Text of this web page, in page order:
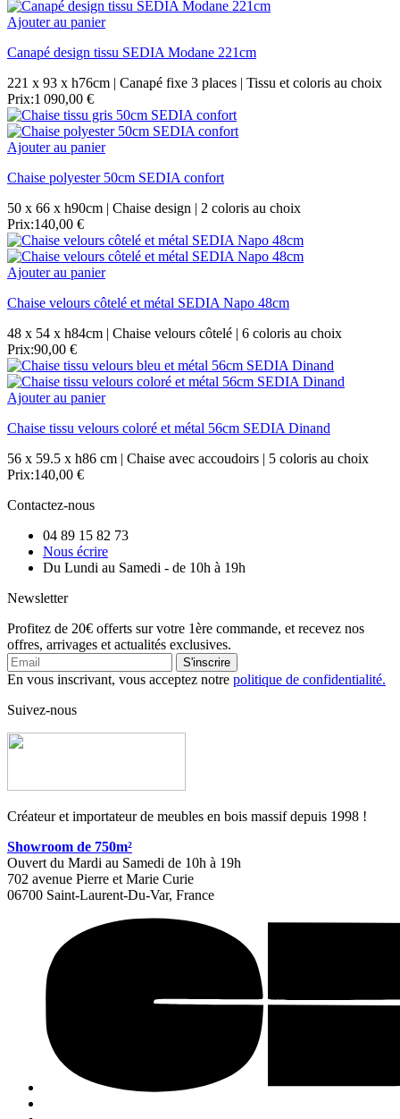
Ajouter au panier
Canapé design tissu SEDIA Modane 221cm
221 x 93 x h76cm | Canapé fixe 3 places | Tissu et coloris au choix
Prix:1 090,00 €
Ajouter au panier
Chaise polyester 50cm SEDIA confort
50 x 66 x h90cm | Chaise design | 2 coloris au choix
Prix:140,00 €
Ajouter au panier
Chaise velours côtelé et métal SEDIA Napo 48cm
48 x 54 x h84cm | Chaise velours côtelé | 6 coloris au choix
Prix:90,00 €
Ajouter au panier
Chaise tissu velours coloré et métal 56cm SEDIA Dinand
56 x 59.5 x h86 cm | Chaise avec accoudoirs | 5 coloris au choix
Prix:140,00 €
Contactez-nous
04 89 15 82 73
Nous écrire
Du Lundi au Samedi - de 10h à 19h
Newsletter
Profitez de 20€ offerts sur votre 1ère commande, et recevez nos
offres, arrivages et actualités exclusives.
S'inscrire
En vous inscrivant, vous acceptez notre politique de confidentialité.
Suivez-nous
Créateur et importateur de meubles en bois massif depuis 1998 !
Showroom de 750m²
Ouvert du Mardi au Samedi de 10h à 19h
702 avenue Pierre et Marie Curie
06700 Saint-Laurent-Du-Var, France